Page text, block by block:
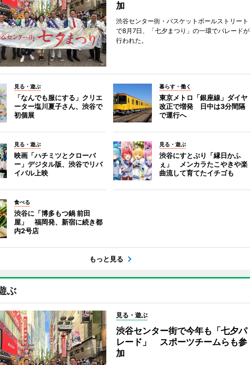
加
渋谷センター街・バスケットボールストリート
で8月7日、「七夕まつり」の一環でパレードが
行われた。
見る・遊ぶ
「なんでも服にする」クリエ
ーター塩川夏子さん、渋谷で
初個展
暮らす・働く
東京メトロ「銀座線」ダイヤ
改正で増発 日中は3分間隔
で運行へ
見る・遊ぶ
映画「ハチミツとクローバ
ー」デジタル版、渋谷でリバ
イバル上映
見る・遊ぶ
渋谷にすとぷり「縁日かふ
ぇ」 メンカラたこやきや楽
曲流して育てたイチゴも
食べる
渋谷に「博多もつ鍋 前田
屋」 福岡発、新宿に続き都
内2号店
もっと見る
ぶ
見る・遊ぶ
渋谷センター街で今年も「七夕パ
レード」 スポーツチームらも参
加